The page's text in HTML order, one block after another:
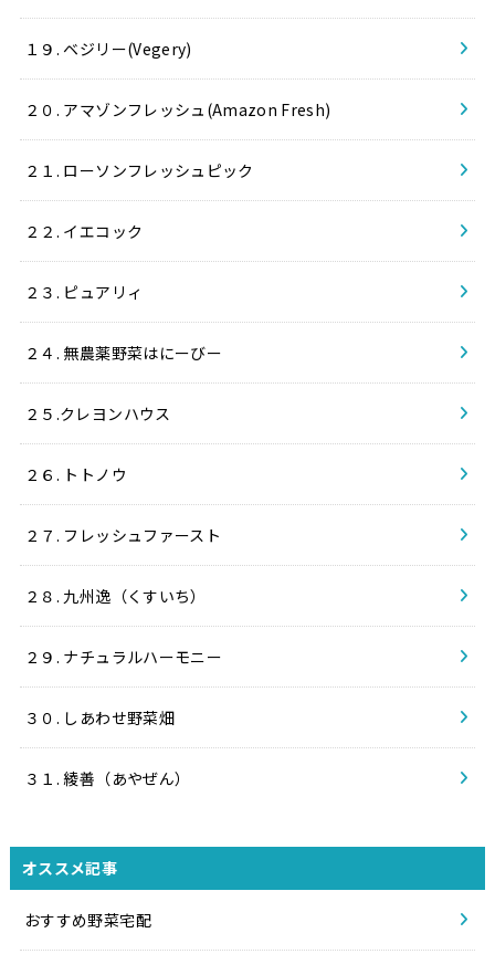
１９. ベジリー(Vegery)
２０. アマゾンフレッシュ(Amazon Fresh)
２１. ローソンフレッシュピック
２２. イエコック
２３. ピュアリィ
２４. 無農薬野菜はにーびー
２５.クレヨンハウス
２６. トトノウ
２７. フレッシュファースト
２８. 九州逸（くすいち）
２９. ナチュラルハーモニー
３０. しあわせ野菜畑
３１. 綾善（あやぜん）
オススメ記事
おすすめ野菜宅配